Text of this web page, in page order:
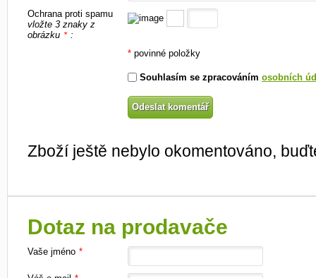
Ochrana proti spamu
vložte 3 znaky z
obrázku * :
* povinné položky
Souhlasím se zpracováním osobních
Zboží ještě nebylo okomentováno,
Dotaz na prodavače
Vaše jméno *